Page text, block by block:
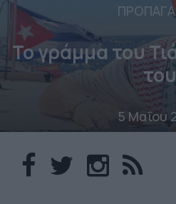
Το γράμμα του
του
5 Μαΐου